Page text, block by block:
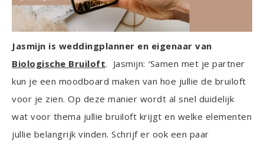
Jasmijn is weddingplanner en eigenaar van
Biologische Bruiloft. Jasmijn: ‘Samen met je partner
kun je een moodboard maken van hoe jullie de bruiloft
voor je zien. Op deze manier wordt al snel duidelijk
wat voor thema jullie bruiloft krijgt en welke elementen
jullie belangrijk vinden. Schrijf er ook een paar